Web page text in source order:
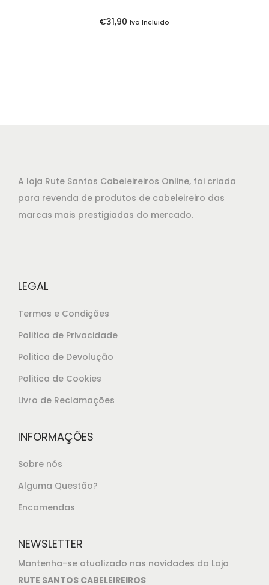
€31,90 Iva Incluido
A loja Rute Santos Cabeleireiros Online, foi criada
para revenda de produtos de cabeleireiro das
marcas mais prestigiadas do mercado.
LEGAL
Termos e Condições
Politica de Privacidade
Politica de Devolução
Politica de Cookies
Livro de Reclamações
INFORMAÇÕES
Sobre nós
Alguma Questão?
Encomendas
NEWSLETTER
Mantenha-se atualizado nas novidades da Loja
RUTE SANTOS CABELEIREIROS